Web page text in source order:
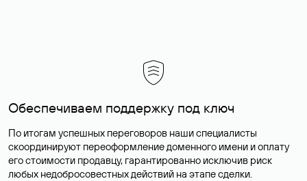
Обеспечиваем поддержку под ключ
По итогам успешных переговоров наши специалисты
скоординируют переоформление доменного имени и оплату
его стоимости продавцу, гарантированно исключив риск
любых недобросовестных действий на этапе сделки.